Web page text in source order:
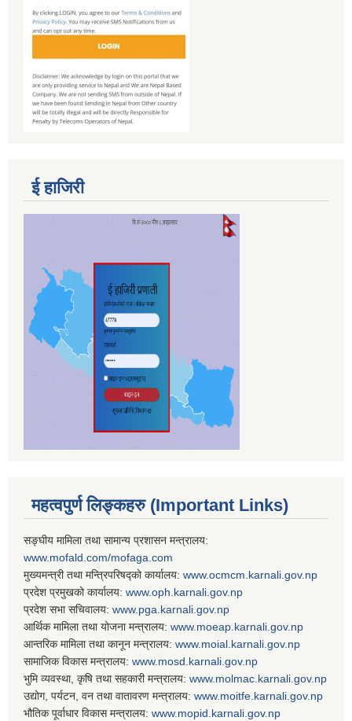
ई हाजिरी
महत्वपुर्ण लिङ्कहरु (Important Links)
सङ्घीय मामिला तथा सामान्य प्रशासन मन्त्रालय:
www.mofald.com/mofaga.com
मुख्यमन्त्री तथा मन्त्रिपरिषद्को कार्यालय: www.ocmcm.karnali.gov.np
प्रदेश प्रमुखको कार्यालय: www.oph.karnali.gov.np
प्रदेश सभा सचिवालय: www. pga.karnali.gov.np
आर्थिक मामिला तथा योजना मन्त्रालय: www. moeap.karnali.gov.np
आन्तरिक मामिला तथा कानून मन्त्रालय: www. moial.karnali.gov.np
सामाजिक विकास मन्त्रालय: www. mosd.karnali.gov.np
भुमि व्यवस्था, कृषि तथा सहकारी मन्त्रालय: www. molmac.karnali.gov.np
उद्योग, पर्यटन, वन तथा वातावरण मन्त्रालय: www. moitfe.karnali.gov.np
भौतिक पूर्वाधार विकास मन्त्रालय: www. mopid.karnali.gov.np